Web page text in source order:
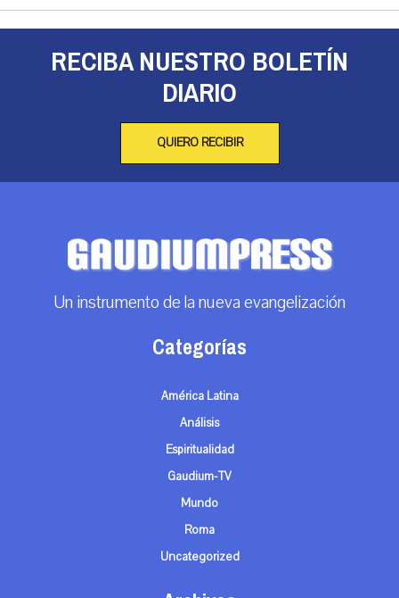
RECIBA NUESTRO BOLETÍN
DIARIO
QUIERO RECIBIR
Un instrumento de la nueva evangelización
Categorías
América Latina
Análisis
Espiritualidad
Gaudium-TV
Mundo
Roma
Uncategorized